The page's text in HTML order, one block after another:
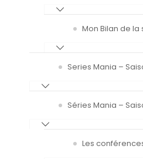
Mon Bilan de la
Series Mania –
Séries Mania –
Les